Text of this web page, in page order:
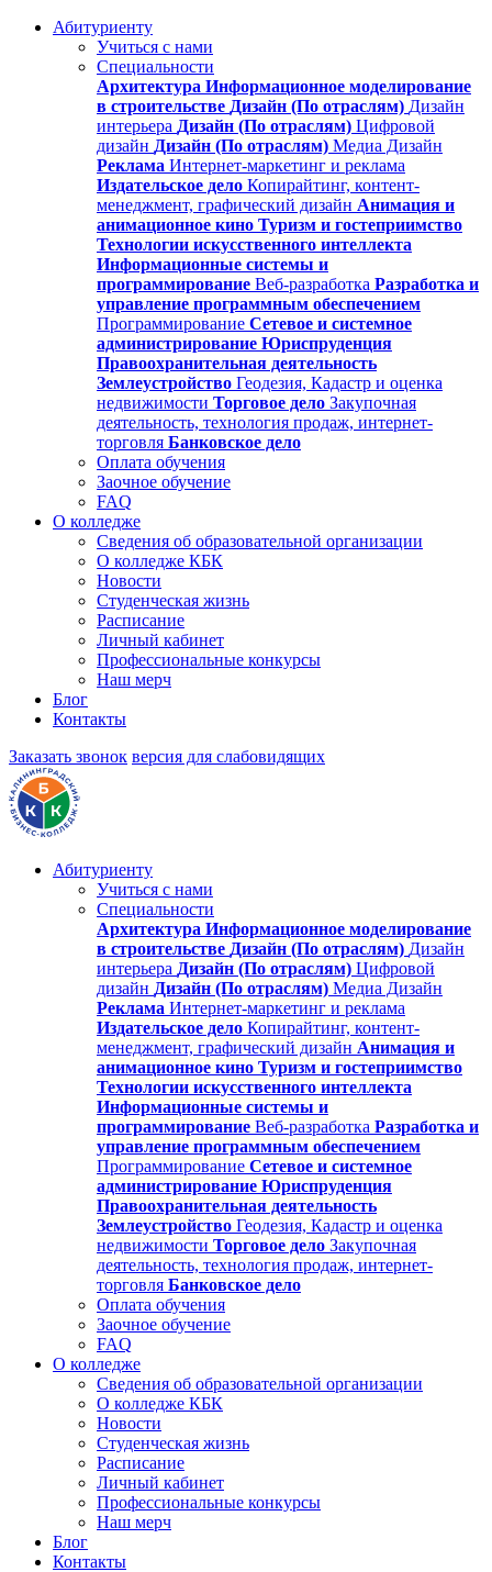
Абитуриенту
Учиться с нами
Специальности
Архитектура Информационное моделирование
в строительстве Дизайн (По отраслям) Дизайн
интерьера Дизайн (По отраслям) Цифровой
дизайн Дизайн (По отраслям) Медиа Дизайн
Реклама Интернет-маркетинг и реклама
Издательское дело Копирайтинг, контент-
менеджмент, графический дизайн Анимация и
анимационное кино Туризм и гостеприимство
Технологии искусственного интеллекта
Информационные системы и
программирование Веб-разработка Разработка и
управление программным обеспечением
Программирование Сетевое и системное
администрирование Юриспруденция
Правоохранительная деятельность
Землеустройство Геодезия, Кадастр и оценка
недвижимости Торговое дело Закупочная
деятельность, технология продаж, интернет-
торговля Банковское дело
Оплата обучения
Заочное обучение
FAQ
О колледже
Сведения об образовательной организации
О колледже КБК
Новости
Студенческая жизнь
Расписание
Личный кабинет
Профессиональные конкурсы
Наш мерч
Блог
Контакты
Заказать звонок версия для слабовидящих
Абитуриенту
Учиться с нами
Специальности
Архитектура Информационное моделирование
в строительстве Дизайн (По отраслям) Дизайн
интерьера Дизайн (По отраслям) Цифровой
дизайн Дизайн (По отраслям) Медиа Дизайн
Реклама Интернет-маркетинг и реклама
Издательское дело Копирайтинг, контент-
менеджмент, графический дизайн Анимация и
анимационное кино Туризм и гостеприимство
Технологии искусственного интеллекта
Информационные системы и
программирование Веб-разработка Разработка и
управление программным обеспечением
Программирование Сетевое и системное
администрирование Юриспруденция
Правоохранительная деятельность
Землеустройство Геодезия, Кадастр и оценка
недвижимости Торговое дело Закупочная
деятельность, технология продаж, интернет-
торговля Банковское дело
Оплата обучения
Заочное обучение
FAQ
О колледже
Сведения об образовательной организации
О колледже КБК
Новости
Студенческая жизнь
Расписание
Личный кабинет
Профессиональные конкурсы
Наш мерч
Блог
Контакты